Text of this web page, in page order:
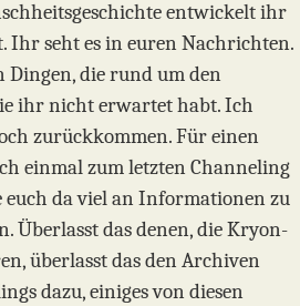
entwickelt ihr
Ihr seht es in euren Nachrichten.
Dingen, die rund um den
ihr nicht erwartet habt. Ich
zurückkommen. Für einen
einmal zum letzten Channeling
euch da viel an Informationen zu
Überlasst das denen, die Kryon-
überlasst das den Archiven
dazu, einiges von diesen